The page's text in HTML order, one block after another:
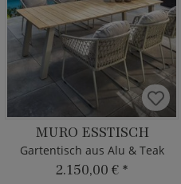
MURO ESSTISCH
Gartentisch aus Alu & Teak
2.150,00 € *